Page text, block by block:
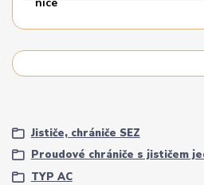
Jističe, chrániče SEZ
Proudové chrániče s jističem
TYP AC